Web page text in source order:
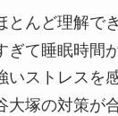
とんど理解で
ぎて睡眠時間
いストレスを
大塚の対策が